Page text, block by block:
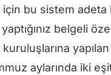
bu sistem adeta
belgeli
aylarında iki